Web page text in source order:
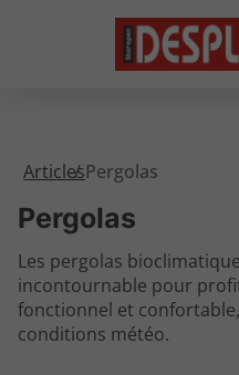
ArticlesPergolas
Pergolas
Les pergolas
incontournable pour
fonctionnel et
conditions météo.